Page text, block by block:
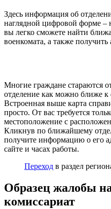
Здесь информация об
наглядной цифровой форме
вы легко сможете найти
военкомата, а также
Многие граждане стараются
отделение как можно ближе к
Встроенная выше карта
просто. От вас требуется
местоположение с
Кликнув по ближайшему
получите информацию о его
сайте и часах работы.
Переход в раздел
Образец жалобы
комиссариат